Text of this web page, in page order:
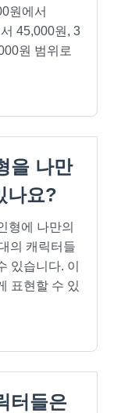
원에서
45,000원, 3
원 범위로
을 나만
나요?
형에 나만의
의 캐릭터들
있습니다. 이
표현할 수 있
터들은